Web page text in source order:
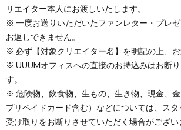
リエイター本人にお渡しいたします。
※ 一度お送りいただいたファンレター・プレ
お返しできません。
※ 必ず【対象クリエイター名】を明記の上、お
※ UUUMオフィスへの直接のお持込みはお断
す。
※ 危険物、飲食物、生もの、生き物、現金、
プリペイドカード含む）などについては、スタ
受け取りをお断りさせていただく場合がござ